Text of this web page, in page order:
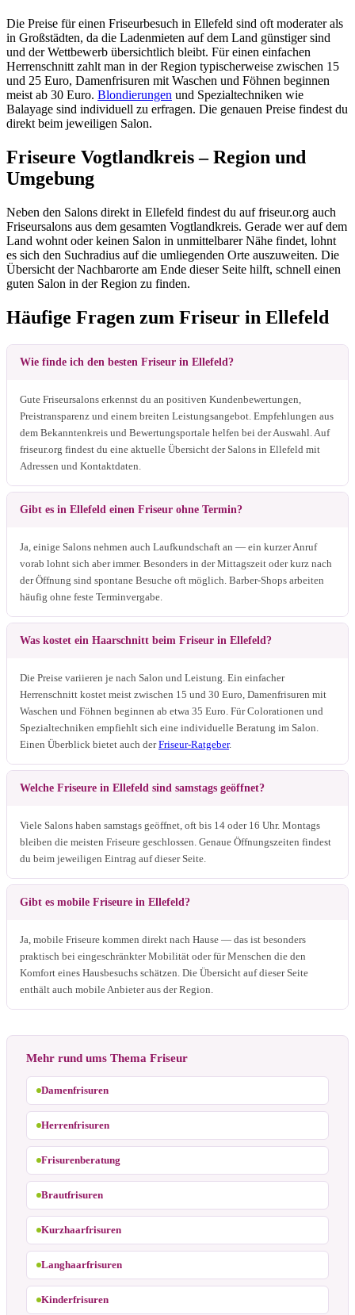
Die Preise für einen Friseurbesuch in Ellefeld sind oft moderater als
in Großstädten, da die Ladenmieten auf dem Land günstiger sind
und der Wettbewerb übersichtlich bleibt. Für einen einfachen
Herrenschnitt zahlt man in der Region typischerweise zwischen 15
und 25 Euro, Damenfrisuren mit Waschen und Föhnen beginnen
meist ab 30 Euro. Blondierungen und Spezialtechniken wie
Balayage sind individuell zu erfragen. Die genauen Preise findest du
direkt beim jeweiligen Salon.
Friseure Vogtlandkreis – Region und
Umgebung
Neben den Salons direkt in Ellefeld findest du auf friseur.org auch
Friseursalons aus dem gesamten Vogtlandkreis. Gerade wer auf dem
Land wohnt oder keinen Salon in unmittelbarer Nähe findet, lohnt
es sich den Suchradius auf die umliegenden Orte auszuweiten. Die
Übersicht der Nachbarorte am Ende dieser Seite hilft, schnell einen
guten Salon in der Region zu finden.
Häufige Fragen zum Friseur in Ellefeld
Wie finde ich den besten Friseur in Ellefeld?
Gute Friseursalons erkennst du an positiven Kundenbewertungen,
Preistransparenz und einem breiten Leistungsangebot. Empfehlungen aus
dem Bekanntenkreis und Bewertungsportale helfen bei der Auswahl. Auf
friseur.org findest du eine aktuelle Übersicht der Salons in Ellefeld mit
Adressen und Kontaktdaten.
Gibt es in Ellefeld einen Friseur ohne Termin?
Ja, einige Salons nehmen auch Laufkundschaft an — ein kurzer Anruf
vorab lohnt sich aber immer. Besonders in der Mittagszeit oder kurz nach
der Öffnung sind spontane Besuche oft möglich. Barber-Shops arbeiten
häufig ohne feste Terminvergabe.
Was kostet ein Haarschnitt beim Friseur in Ellefeld?
Die Preise variieren je nach Salon und Leistung. Ein einfacher
Herrenschnitt kostet meist zwischen 15 und 30 Euro, Damenfrisuren mit
Waschen und Föhnen beginnen ab etwa 35 Euro. Für Colorationen und
Spezialtechniken empfiehlt sich eine individuelle Beratung im Salon.
Einen Überblick bietet auch derFriseur-Ratgeber.
Welche Friseure in Ellefeld sind samstags geöffnet?
Viele Salons haben samstags geöffnet, oft bis 14 oder 16 Uhr. Montags
bleiben die meisten Friseure geschlossen. Genaue Öffnungszeiten findest
du beim jeweiligen Eintrag auf dieser Seite.
Gibt es mobile Friseure in Ellefeld?
Ja, mobile Friseure kommen direkt nach Hause — das ist besonders
praktisch bei eingeschränkter Mobilität oder für Menschen die den
Komfort eines Hausbesuchs schätzen. Die Übersicht auf dieser Seite
enthält auch mobile Anbieter aus der Region.
Mehr rund ums Thema Friseur
Damenfrisuren
Herrenfrisuren
Frisurenberatung
Brautfrisuren
Kurzhaarfrisuren
Langhaarfrisuren
Kinderfrisuren